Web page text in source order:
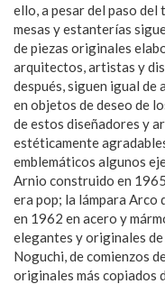
ello, a pesar del paso del
mesas y estanterías
de piezas originales
arquitectos, artistas y
después, siguen igual de
en objetos de deseo de
de estos diseñadores y
estéticamente
emblemáticos algunos
Arnio construido en
era pop; la lámpara Arco
en 1962 en acero y
elegantes y originales de
Noguchi, de comienzos
originales más copiados